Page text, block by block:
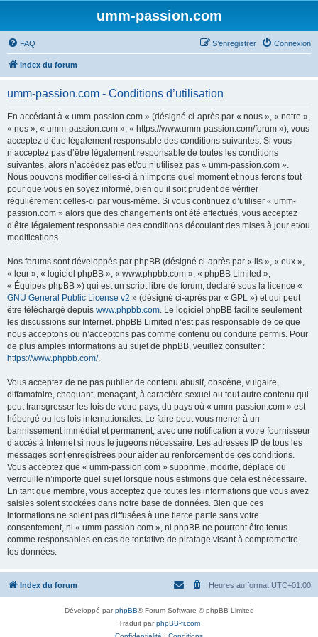
umm-passion.com
FAQ Connexion
S’enregistrer
Index du forum
umm-passion.com - Conditions d’utilisation
En accédant à « umm-passion.com » (désigné ci-après par « nous », « notre »,
« nos », « umm-passion.com », « https://www.umm-passion.com/forum »), vous
acceptez d’être légalement responsable des conditions suivantes. Si vous
n’acceptez pas d’être légalement responsable de toutes les conditions
suivantes, alors n’accédez pas et/ou n’utilisez pas « umm-passion.com ».
Nous pouvons modifier celles-ci à n’importe quel moment et nous ferons tout
pour que vous en soyez informé, bien qu’il soit prudent de vérifier
régulièrement celles-ci par vous-même. Si vous continuez d’utiliser « umm-
passion.com » alors que des changements ont été effectués, vous acceptez
d’être légalement responsable des conditions découlant des mises à jour et/ou
modifications.
Nos forums sont développés par phpBB (désigné ci-après par « ils », « eux »,
« leur », « logiciel phpBB », « www.phpbb.com », « phpBB Limited »,
« Équipes phpBB ») qui est un script libre de forum, déclaré sous la licence «
GNU General Public License v2 » (désigné ci-après par « GPL ») et qui peut
être téléchargé depuis www.phpbb.com. Le logiciel phpBB facilite seulement
les discussions sur Internet. phpBB Limited n’est pas responsable de ce que
nous acceptons ou n’acceptons pas comme contenu ou conduite permis. Pour
de plus amples informations au sujet de phpBB, veuillez consulter :
https://www.phpbb.com/.
Vous acceptez de ne pas publier de contenu abusif, obscène, vulgaire,
diffamatoire, choquant, menaçant, à caractère sexuel ou tout autre contenu qui
peut transgresser les lois de votre pays, du pays où « umm-passion.com » est
hébergé ou les lois internationales. Le faire peut vous mener à un
bannissement immédiat et permanent, avec une notification à votre fournisseur
d’accès à Internet si nous le jugeons nécessaire. Les adresses IP de tous les
messages sont enregistrées pour aider au renforcement de ces conditions.
Vous acceptez que « umm-passion.com » supprime, modifie, déplace ou
verrouille n’importe quel sujet lorsque nous estimons que cela est nécessaire.
En tant que membre, vous acceptez que toutes les informations que vous avez
saisies soient stockées dans notre base de données. Bien que ces
informations ne soient pas diffusées à une tierce partie sans votre
consentement, ni « umm-passion.com », ni phpBB ne pourront être tenus
comme responsables en cas de tentative de piratage visant à compromettre
les données.
Index du forum Heures au format UTC+01:00
Développé parphpBB® Forum Software © phpBB Limited
Traduit parphpBB-fr.com